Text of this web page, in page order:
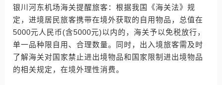
银川河东机场海关提醒旅客：根据我国《海关法》规
定，进境居民旅客携带在境外获取的自用物品，总值在
5000元人民币(含5000元)以内的，海关予以免税放行，
单一品种限自用、合理数量。同时，出入境旅客需及时
了解海关对国家禁止进出境物品和国家限制进出境物品
的相关规定，在境外理性消费。